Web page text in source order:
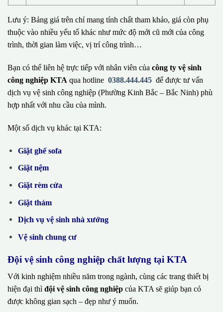
Lưu ý: Bảng giá trên chỉ mang tính chất tham khảo, giá còn phụ
thuộc vào nhiều yếu tố khác như mức độ mới cũ mới của công
trình, thời gian làm việc, vị trí công trình…
Bạn có thể liên hệ trực tiếp với nhân viên của công ty vệ sinh
công nghiệp KTA qua hotline 0388.444.445 để được tư vấn
dịch vụ vệ sinh công nghiệp (Phường Kinh Bắc – Bắc Ninh) phù
hợp nhất với nhu cầu của mình.
Một số dịch vụ khác tại KTA:
Giặt ghế sofa
Giặt nệm
Giặt rèm cửa
Giặt thảm
Dịch vụ vệ sinh nhà xưởng
Vệ sinh chung cư
Đội vệ sinh công nghiệp chất lượng tại KTA
Với kinh nghiệm nhiều năm trong ngành, cùng các trang thiết bị
hiện đại thì đội vệ sinh công nghiệp của KTA sẽ giúp bạn có
được không gian sạch – đẹp như ý muốn.